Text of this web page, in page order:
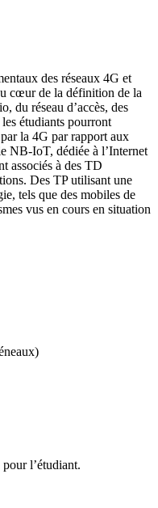
des réseaux 4G et
cœur de la définition de la
du réseau d’accès, des
étudiants pourront
la 4G par rapport aux
NB-IoT, dédiée à l’Internet
associés à des TD
Des TP utilisant une
tels que des mobiles de
vus en cours en situation
l’étudiant.